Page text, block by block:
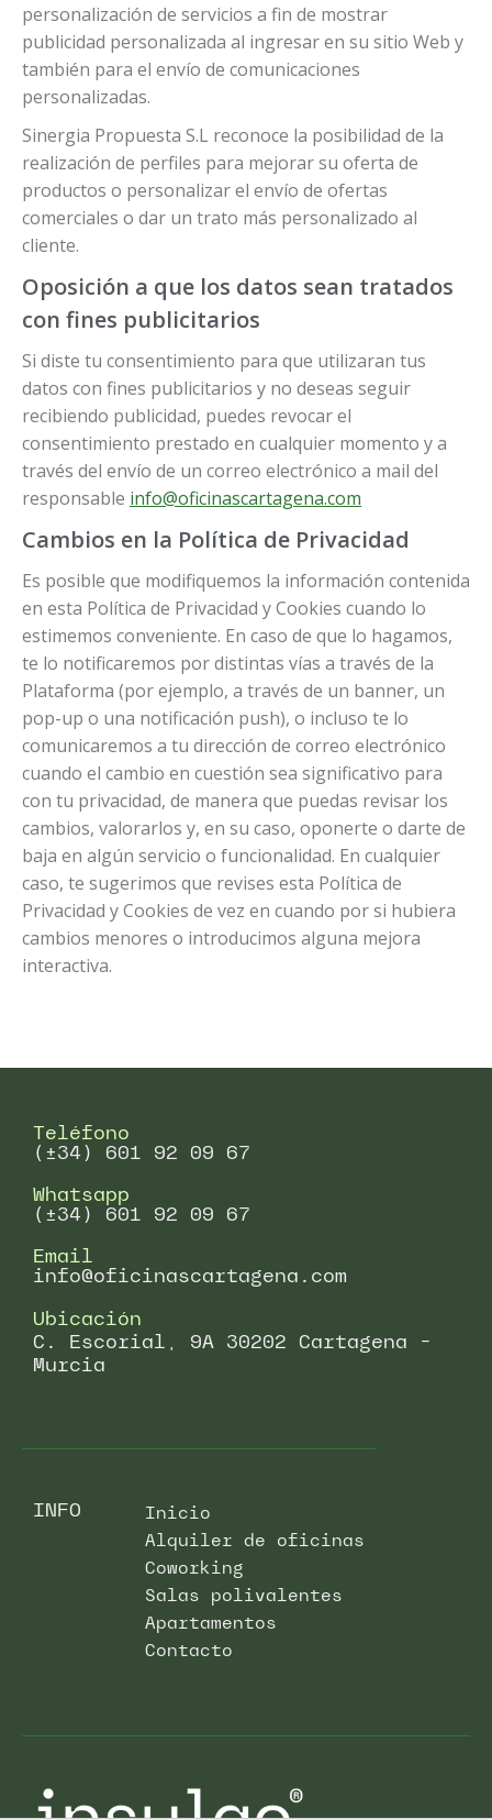
personalización de servicios a fin de mostrar
publicidad personalizada al ingresar en su sitio Web y
también para el envío de comunicaciones
personalizadas.
Sinergia Propuesta S.L reconoce la posibilidad de la
realización de perfiles para mejorar su oferta de
productos o personalizar el envío de ofertas
comerciales o dar un trato más personalizado al
cliente.
Oposición a que los datos sean tratados
con fines publicitarios
Si diste tu consentimiento para que utilizaran tus
datos con fines publicitarios y no deseas seguir
recibiendo publicidad, puedes revocar el
consentimiento prestado en cualquier momento y a
través del envío de un correo electrónico a mail del
responsable info@oficinascartagena.com
Cambios en la Política de Privacidad
Es posible que modifiquemos la información contenida
en esta Política de Privacidad y Cookies cuando lo
estimemos conveniente. En caso de que lo hagamos,
te lo notificaremos por distintas vías a través de la
Plataforma (por ejemplo, a través de un banner, un
pop-up o una notificación push), o incluso te lo
comunicaremos a tu dirección de correo electrónico
cuando el cambio en cuestión sea significativo para
con tu privacidad, de manera que puedas revisar los
cambios, valorarlos y, en su caso, oponerte o darte de
baja en algún servicio o funcionalidad. En cualquier
caso, te sugerimos que revises esta Política de
Privacidad y Cookies de vez en cuando por si hubiera
cambios menores o introducimos alguna mejora
interactiva.
Teléfono
(+34) 601 92 09 67
Whatsapp
(+34) 601 92 09 67
Email
info@oficinascartagena.com
Ubicación
C. Escorial, 9A 30202 Cartagena -
Murcia
INFO
Inicio
Alquiler de oficinas
Coworking
Salas polivalentes
Apartamentos
Contacto